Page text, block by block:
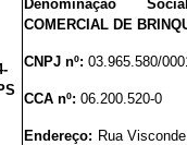
Denominação
COMERCIAL DE
CNPJ nº:03.965.580/
CCA nº:06.200.520-0
Endereço: Rua